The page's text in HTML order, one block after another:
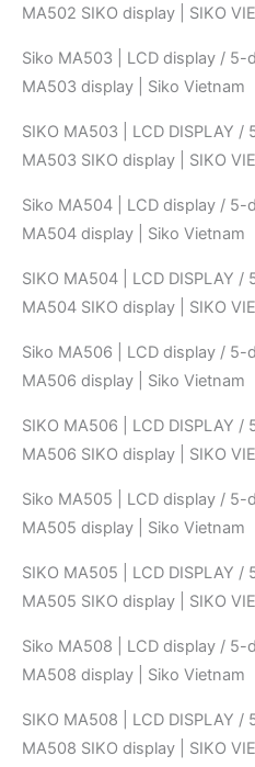
MA502 SIKO display | SIKO
Siko MA503 | LCD display /
MA503 display | Siko Vietnam
SIKO MA503 | LCD DISPLAY /
MA503 SIKO display | SIKO
Siko MA504 | LCD display /
MA504 display | Siko Vietnam
SIKO MA504 | LCD DISPLAY /
MA504 SIKO display | SIKO
Siko MA506 | LCD display /
MA506 display | Siko Vietnam
SIKO MA506 | LCD DISPLAY /
MA506 SIKO display | SIKO
Siko MA505 | LCD display /
MA505 display | Siko Vietnam
SIKO MA505 | LCD DISPLAY /
MA505 SIKO display | SIKO
Siko MA508 | LCD display /
MA508 display | Siko Vietnam
SIKO MA508 | LCD DISPLAY /
MA508 SIKO display | SIKO